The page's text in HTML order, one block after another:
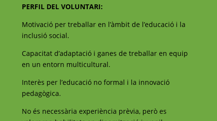
PERFIL DEL VOLUNTARI:
Motivació per treballar en l’àmbit de l’educació i la
inclusió social.
Capacitat d’adaptació i ganes de treballar en equip
en un entorn multicultural.
Interès per l’educació no formal i la innovació
pedagògica.
No és necessària experiència prèvia, però es